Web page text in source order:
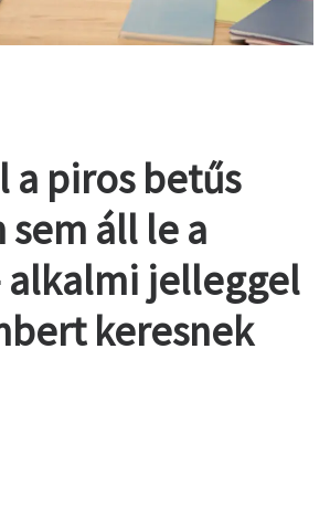
a piros betűs
áll le a
alkalmi jelleggel
keresnek